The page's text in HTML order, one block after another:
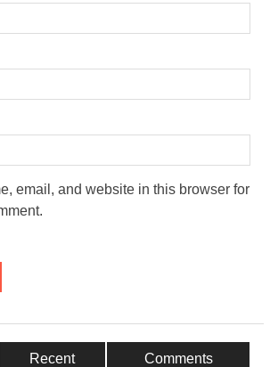
email, and website in this browser for
Recent Comments